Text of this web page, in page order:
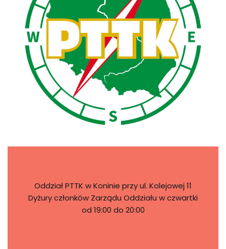
Oddział PTTK w Koninie przy ul. Kolejowej 11
Dyżury członków Zarządu Oddziału w czwartki
od 19:00 do 20:00